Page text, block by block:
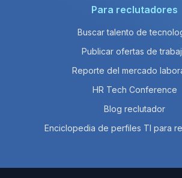
Para reclutadores
Buscar talento de
Publicar ofertas de
Reporte del mercado
HR Tech Conference
Blog reclutador
Enciclopedia de perfiles TI para